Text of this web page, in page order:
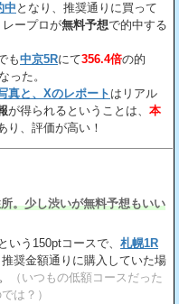
中 となり、推奨通りに買って
ープロが無料予想で的中する
も中京5Rにて356.4倍の的
った。
真と、Xのレポート はリアル
が得られるということは、 本
り、評価が高い！
。少し渋いが無料予想もいい
いう150ptコースで、 札幌1R
奨金額通りに購入していた場
（いつもの低額コースだった
は？）